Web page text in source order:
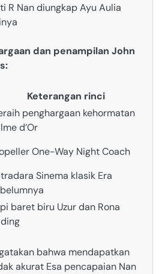
R Nan diungkap Ayu Aulia
dan penampilan John
Keterangan rinci
penghargaan kehormatan
d’Or
One-Way Night Coach
Sinema klasik Era
baret biru Uzur dan Rona
bahwa mendapatkan
akurat Esa pencapaian Nan